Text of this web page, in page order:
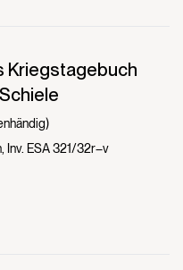
Kriegstagebuch
Inv. ESA 321/32r–v